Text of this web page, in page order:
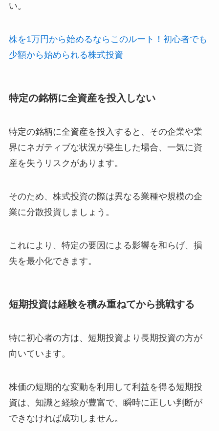
い。
株を1万円から始めるならこのルート！初心者でも
少額から始められる株式投資
特定の銘柄に全資産を投入しない
特定の銘柄に全資産を投入すると、その企業や業
界にネガティブな状況が発生した場合、一気に資
産を失うリスクがあります。
そのため、株式投資の際は異なる業種や規模の企
業に分散投資しましょう。
これにより、特定の要因による影響を和らげ、損
失を最小化できます。
短期投資は経験を積み重ねてから挑戦する
特に初心者の方は、短期投資より長期投資の方が
向いています。
株価の短期的な変動を利用して利益を得る短期投
資は、知識と経験が豊富で、瞬時に正しい判断が
できなければ成功しません。